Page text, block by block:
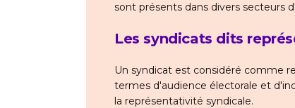
sont présents dans divers secteurs
Les syndicats dits
Un syndicat est considéré comme
termes d'audience électorale et
la représentativité syndicale.